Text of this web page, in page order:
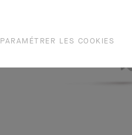
PARAMÉTRER LES COOKIES